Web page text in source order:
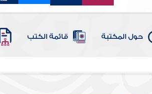
حول المكتبة قائمة الكتب